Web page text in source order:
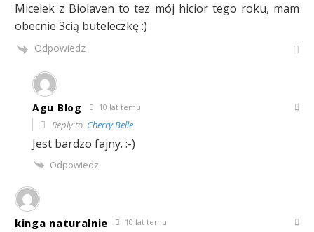
Micelek z Biolaven to tez mój hicior tego roku, mam
obecnie 3cią buteleczkę :)
Odpowiedz
Agu Blog 10 lat temu
Reply to Cherry Belle
Jest bardzo fajny. :-)
Odpowiedz
kinga naturalnie 10 lat temu